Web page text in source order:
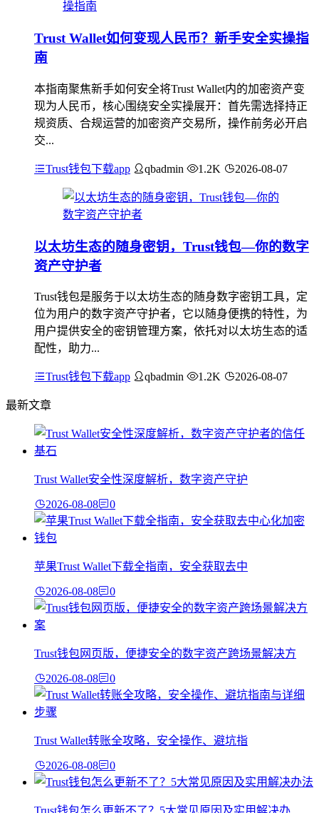
Trust Wallet如何变现人民币？新手安全实操指
南
本指南聚焦新手如何安全将Trust Wallet内的加密资产变
现为人民币，核心围绕安全实操展开：首先需选择持正
规资质、合规运营的加密资产交易所，操作前务必开启
交...
Trust钱包下载app qbadmin 1.2K 2026-08-07
以太坊生态的随身密钥，Trust钱包—你的数字
资产守护者
Trust钱包是服务于以太坊生态的随身数字密钥工具，定
位为用户的数字资产守护者，它以随身便携的特性，为
用户提供安全的密钥管理方案，依托对以太坊生态的适
配性，助力...
Trust钱包下载app qbadmin 1.2K 2026-08-07
最新文章
Trust Wallet安全性深度解析，数字资产守护
2026-08-08 0
苹果Trust Wallet下载全指南，安全获取去中
2026-08-08 0
Trust钱包网页版，便捷安全的数字资产跨场景解决方
2026-08-08 0
Trust Wallet转账全攻略，安全操作、避坑指
2026-08-08 0